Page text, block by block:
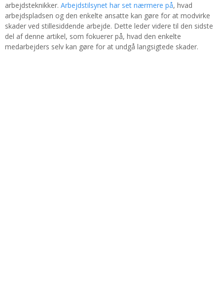
arbejdsteknikker. Arbejdstilsynet har set nærmere på, hvad
arbejdspladsen og den enkelte ansatte kan gøre for at modvirke
skader ved stillesiddende arbejde. Dette leder videre til den sidste
del af denne artikel, som fokuerer på, hvad den enkelte
medarbejders selv kan gøre for at undgå langsigtede skader.